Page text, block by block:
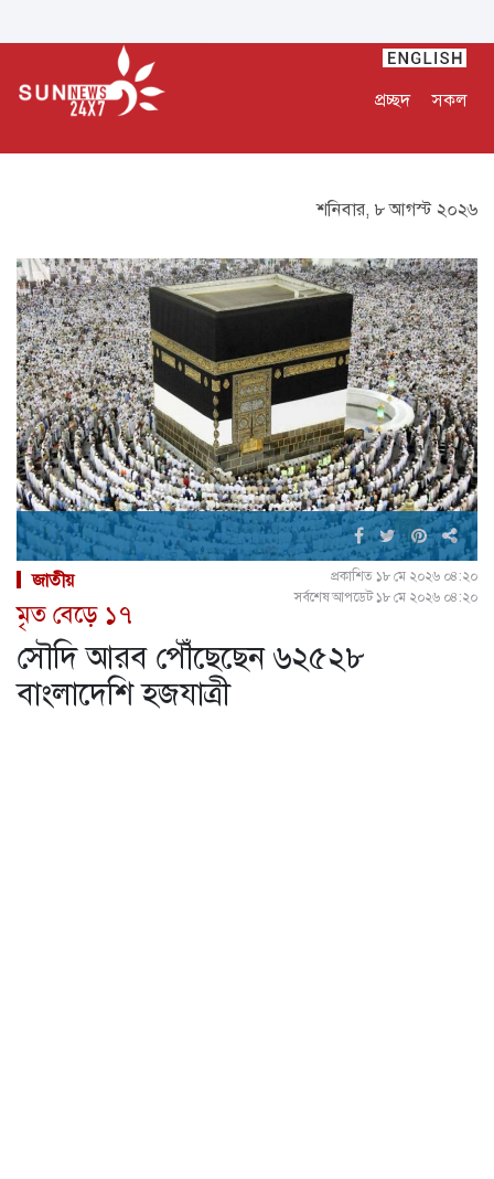
প্রচ্ছদ সকল
শনিবার, ৮ আগস্ট ২০২৬
জাতীয়
প্রকাশিত ১৮ মে ২০২৬ ০৪:২০
সর্বশেষ আপডেট ১৮ মে ২০২৬ ০৪:২০
মৃত বেড়ে ১৭
সৌদি আরব পৌঁছেছেন ৬২৫২৮
বাংলাদেশি হজযাত্রী